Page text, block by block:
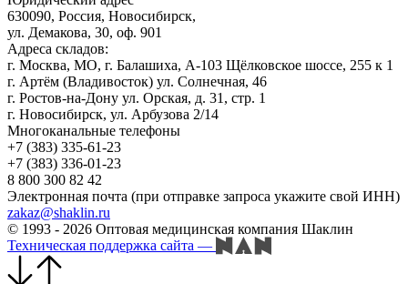
630090, Россия, Новосибирск,
ул. Демакова, 30, оф. 901
Адреса складов:
г. Москва, МО, г. Балашиха, А-103 Щёлковское шоссе, 255 к 1
г. Артём (Владивосток) ул. Солнечная, 46
г. Ростов-на-Дону ул. Орская, д. 31, стр. 1
г. Новосибирск, ул. Арбузова 2/14
Многоканальные телефоны
+7 (383) 335-61-23
+7 (383) 336-01-23
8 800 300 82 42
Электронная почта (при отправке запроса укажите свой ИНН)
zakaz@shaklin.ru
© 1993 - 2026 Оптовая медицинская компания Шаклин
Техническая поддержка сайта —